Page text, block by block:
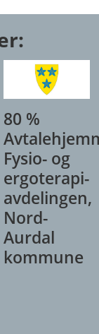
80 %
Fysio- og
ergoterapi-
avdelingen,
Nord-
Aurdal
kommune